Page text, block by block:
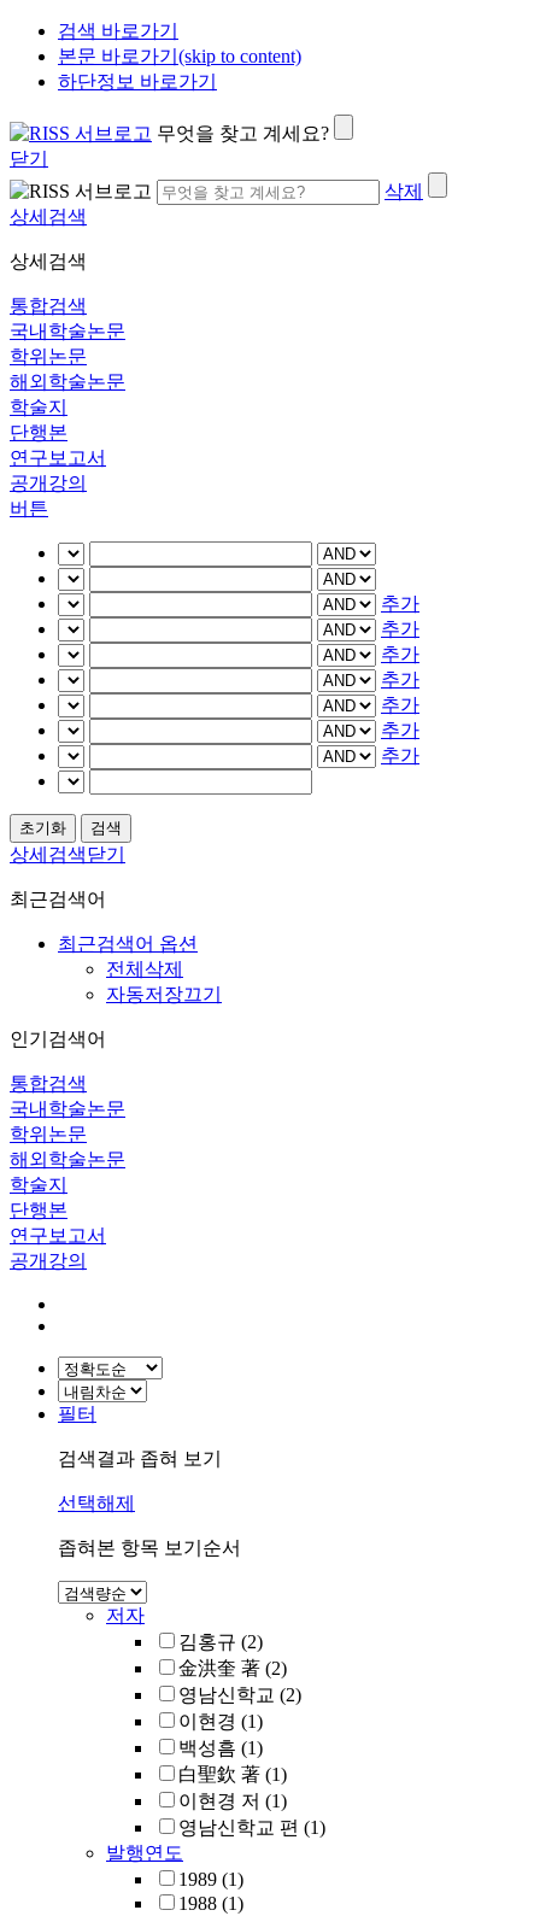
검색 바로가기
본문 바로가기(skip to content)
하단정보 바로가기
무엇을 찾고 계세요?
닫기
삭제
상세검색
상세검색
통합검색
국내학술논문
학위논문
해외학술논문
학술지
단행본
연구보고서
공개강의
버튼
추가
추가
추가
추가
추가
추가
추가
상세검색닫기
최근검색어
최근검색어 옵션
전체삭제
자동저장끄기
인기검색어
통합검색
국내학술논문
학위논문
해외학술논문
학술지
단행본
연구보고서
공개강의
필터
검색결과 좁혀 보기
선택해제
좁혀본 항목 보기순서
저자
김홍규 (2)
金洪奎 著 (2)
영남신학교 (2)
이현경 (1)
백성흠 (1)
白聖欽 著 (1)
이현경 저 (1)
영남신학교 편 (1)
발행연도
1989 (1)
1988 (1)